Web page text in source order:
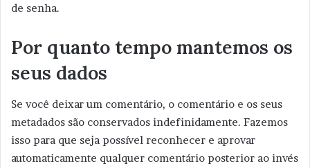
de senha.
Por quanto tempo mantemos os
seus dados
Se você deixar um comentário, o comentário e os seus
metadados são conservados indefinidamente. Fazemos
isso para que seja possível reconhecer e aprovar
automaticamente qualquer comentário posterior ao invés